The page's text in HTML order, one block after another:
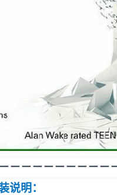
－－－－－－－－－
说明：